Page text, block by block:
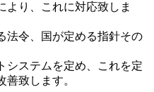
より、これに対応致しま
法令、国が定める指針その
システムを定め、これを定
致します。